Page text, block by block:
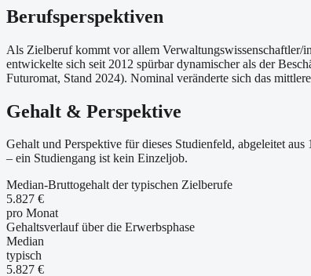
Berufsperspektiven
Als Zielberuf kommt vor allem Verwaltungswissenschaftler/
entwickelte sich seit 2012 spürbar dynamischer als der
Futuromat, Stand 2024). Nominal veränderte sich das
Gehalt & Perspektive
Gehalt und Perspektive für dieses Studienfeld, abgeleitet
– ein Studiengang ist kein Einzeljob.
Median-Bruttogehalt der typischen Zielberufe
5.827 €
pro Monat
Gehaltsverlauf über die Erwerbsphase
Median
typisch
5.827 €